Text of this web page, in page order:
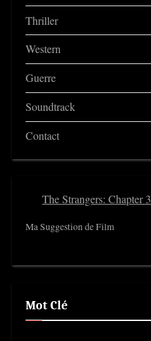
Thriller
Western
Guerre
Soundtrack
Contact
The Strangers: Chapter 3
Ma Suggestion de Film
Mot Clé